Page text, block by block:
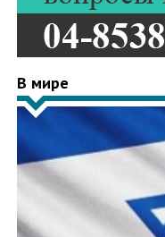
В мире